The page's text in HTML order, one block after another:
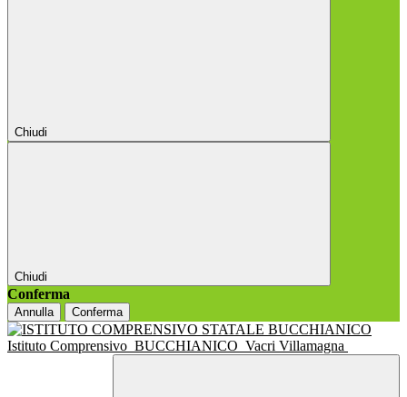
Chiudi
Chiudi
Conferma
Annulla Conferma
Istituto Comprensivo BUCCHIANICO Vacri Villamagna